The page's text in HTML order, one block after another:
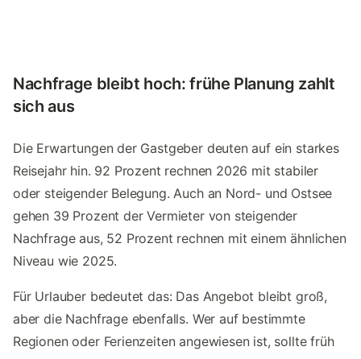
Nachfrage bleibt hoch: frühe Planung zahlt
sich aus
Die Erwartungen der Gastgeber deuten auf ein starkes
Reisejahr hin. 92 Prozent rechnen 2026 mit stabiler
oder steigender Belegung. Auch an Nord- und Ostsee
gehen 39 Prozent der Vermieter von steigender
Nachfrage aus, 52 Prozent rechnen mit einem ähnlichen
Niveau wie 2025.
Für Urlauber bedeutet das: Das Angebot bleibt groß,
aber die Nachfrage ebenfalls. Wer auf bestimmte
Regionen oder Ferienzeiten angewiesen ist, sollte früh